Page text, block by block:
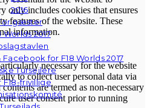
2016
gæster
Worlds 2017
for F18 Worlds 2017
Tursejlere
F18-frivillige
only includes cookies that ensures
features of the website. These
information.
necessary for the website
to collect user personal data via
are termed as non-necessary
user consent prior to running